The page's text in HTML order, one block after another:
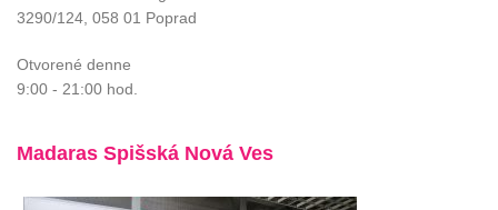
3290/124, 058 01 Poprad
Otvorené denne
9:00 - 21:00 hod.
Madaras Spišská Nová Ves